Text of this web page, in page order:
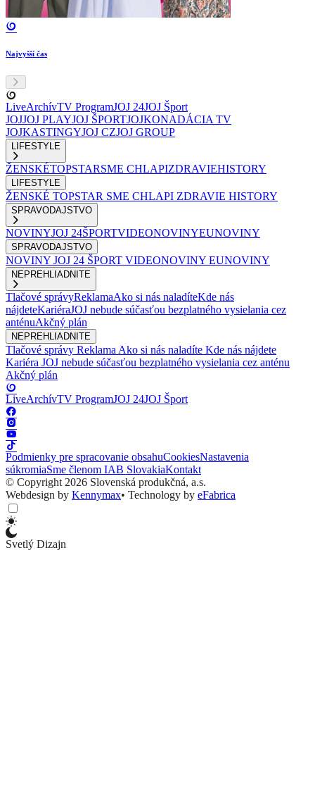
Najvyšší čas
LiveArchívTV ProgramJOJ 24JOJ Šport
JOJJOJ PLAYJOJ ŠPORTJOJKONADÁCIA TV
JOJKASTINGYJOJ CZJOJ GROUP
LIFESTYLE
ŽENSKÉTOPSTARSME CHLAPIZDRAVIEHISTORY
LIFESTYLE
ŽENSKÉ TOPSTAR SME CHLAPI ZDRAVIE HISTORY
SPRAVODAJSTVO
NOVINYJOJ 24ŠPORTVIDEONOVINYEUNOVINY
SPRAVODAJSTVO
NOVINY JOJ 24 ŠPORT VIDEONOVINY EUNOVINY
NEPREHLIADNITE
Tlačové správyReklamaAko si nás naladíteKde nás
nájdeteKariéraJOJ nebude súčasťou bezplatného vysielania cez
anténuAkčný plán
NEPREHLIADNITE
Tlačové správy Reklama Ako si nás naladíte Kde nás nájdete
Kariéra JOJ nebude súčasťou bezplatného vysielania cez anténu
Akčný plán
LiveArchívTV ProgramJOJ 24JOJ Šport
Podmienky pre spracovanie obsahuCookiesNastavenia
súkromiaSme členom IAB SlovakiaKontakt
© Copyright 2026 Slovenská produkčná, a.s.
Webdesign by Kennymax• Technology by eFabrica
Svetlý Dizajn